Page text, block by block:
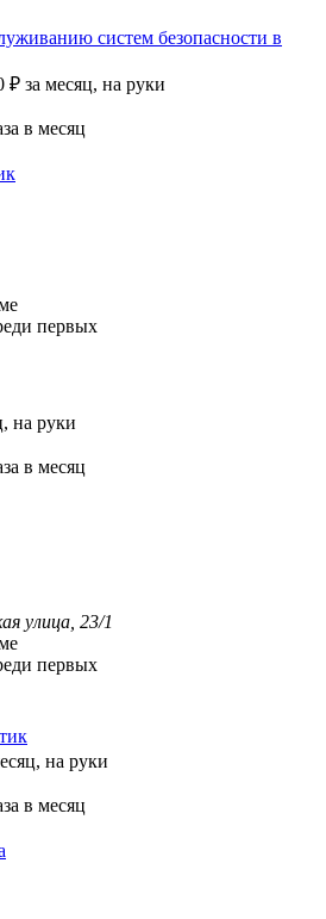
систем безопасности в
₽ за месяц, на руки
в месяц
первых
на руки
в месяц
улица, 23/1
первых
на руки
в месяц